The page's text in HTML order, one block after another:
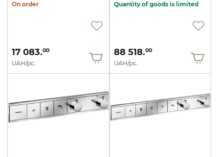
On order
17 083.00
UAH/pc.
Quantity of goods is limited
88 518.00
UAH/pc.